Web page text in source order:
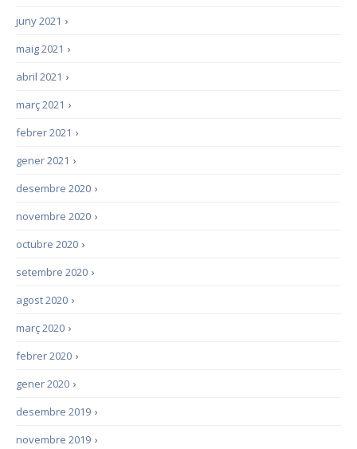
›
juny 2021
›
maig 2021
›
abril 2021
›
març 2021
›
febrer 2021
›
gener 2021
›
desembre 2020
›
novembre 2020
›
octubre 2020
›
setembre 2020
›
agost 2020
›
març 2020
›
febrer 2020
›
gener 2020
›
desembre 2019
›
novembre 2019